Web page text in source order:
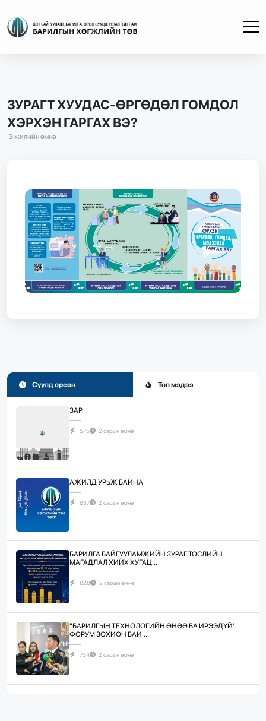
ЗУРАГТ ХУУДАС-ӨРГӨДӨЛ ГОМДОЛ
ХЭРХЭН ГАРГАХ ВЭ?
3 жилийн өмнө
Сүүлд орсон Топ мэдээ
ЗАР
575 2 сарын өмнө
АЖИЛД УРЬЖ БАЙНА
837 2 сарын өмнө
БАРИЛГА БАЙГУУЛАМЖИЙН ЗУРАГ ТӨСЛИЙН
МАГАДЛАЛ ХИЙХ ХУГАЦ...
828 2 сарын өмнө
"БАРИЛГЫН ТЕХНОЛОГИЙН ӨНӨӨ БА ИРЭЭДҮЙ"
ФОРУМ ЗОХИОН БАЙ...
734 2 сарын өмнө